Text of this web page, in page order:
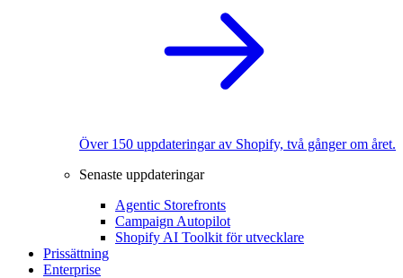
Över 150 uppdateringar av Shopify, två gånger om året.
Senaste uppdateringar
Agentic Storefronts
Campaign Autopilot
Shopify AI Toolkit för utvecklare
Prissättning
Enterprise